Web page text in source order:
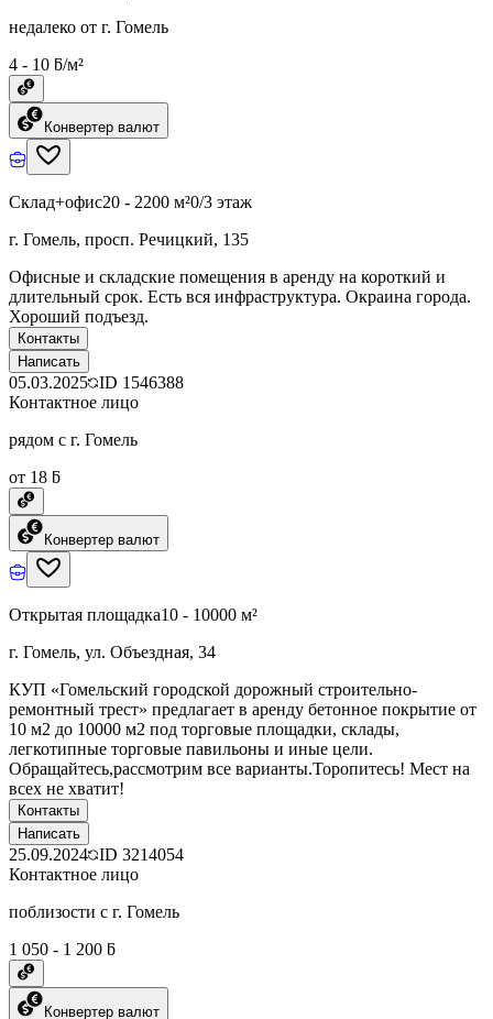
недалеко от г. Гомель
4 - 10 ƃ/м²
Конвертер валют
Склад+офис20 - 2200 м²0/3 этаж
г. Гомель, просп. Речицкий, 135
Офисные и складские помещения в аренду на короткий и
длительный срок. Есть вся инфраструктура. Окраина города.
Хороший подъезд.
Контакты
Написать
05.03.2025 ID 1546388
Контактное лицо
рядом с г. Гомель
от 18 ƃ
Конвертер валют
Открытая площадка10 - 10000 м²
г. Гомель, ул. Объездная, 34
КУП «Гомельский городской дорожный строительно-
ремонтный трест» предлагает в аренду бетонное покрытие от
10 м2 до 10000 м2 под торговые площадки, склады,
легкотипные торговые павильоны и иные цели.
Обращайтесь,рассмотрим все варианты.Торопитесь! Мест на
всех не хватит!
Контакты
Написать
25.09.2024 ID 3214054
Контактное лицо
поблизости с г. Гомель
1 050 - 1 200 ƃ
Конвертер валют